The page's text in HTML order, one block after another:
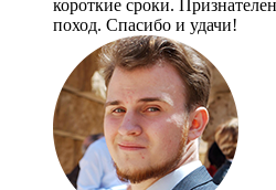
короткие сроки.
поход. Спасибо и удачи!